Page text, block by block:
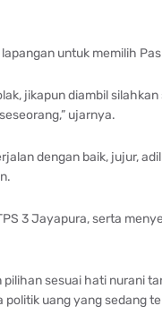
untuk memilih
jikapun diambil
ujarnya.
dengan baik, jujur,
3 Jayapura, serta
sesuai hati nurani
uang yang sedang